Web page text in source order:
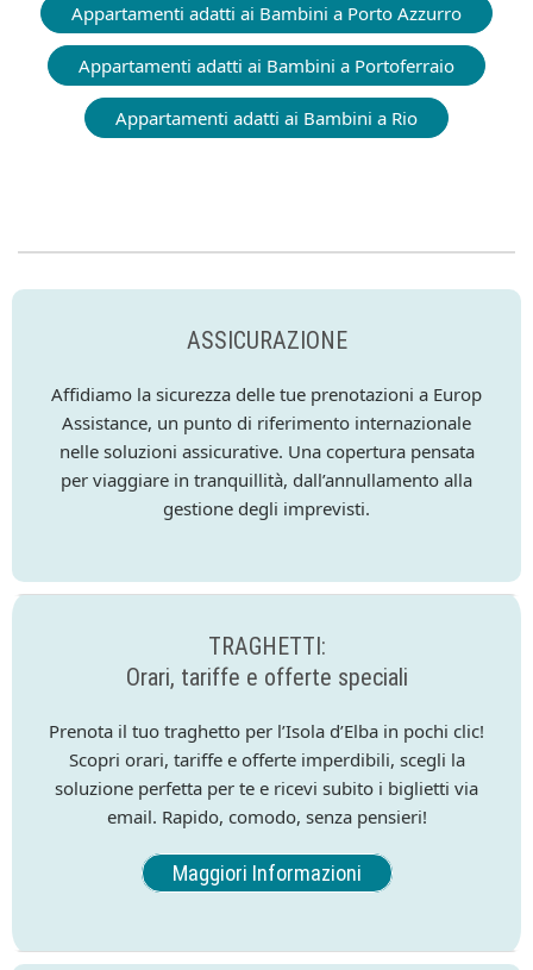
Appartamenti adatti ai Bambini a Porto Azzurro
Appartamenti adatti ai Bambini a Portoferraio
Appartamenti adatti ai Bambini a Rio
ASSICURAZIONE
Affidiamo la sicurezza delle tue prenotazioni a Europ
Assistance, un punto di riferimento internazionale
nelle soluzioni assicurative. Una copertura pensata
per viaggiare in tranquillità, dall’annullamento alla
gestione degli imprevisti.
TRAGHETTI:
Orari, tariffe e offerte speciali
Prenota il tuo traghetto per l’Isola d’Elba in pochi clic!
Scopri orari, tariffe e offerte imperdibili, scegli la
soluzione perfetta per te e ricevi subito i biglietti via
email. Rapido, comodo, senza pensieri!
Maggiori Informazioni